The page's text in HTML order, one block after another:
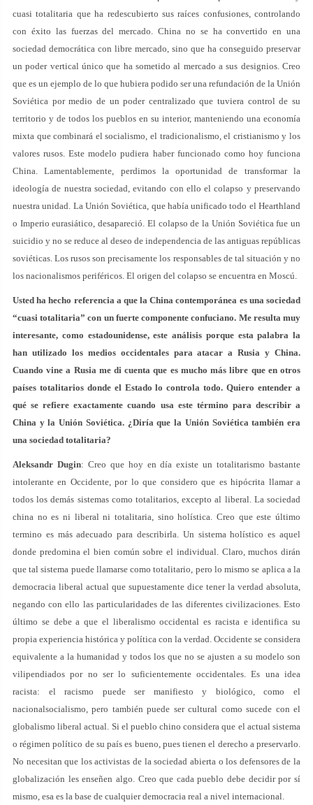
cuasi totalitaria que ha redescubierto sus raíces confusiones, controlando
con éxito las fuerzas del mercado. China no se ha convertido en una
sociedad democrática con libre mercado, sino que ha conseguido preservar
un poder vertical único que ha sometido al mercado a sus designios. Creo
que es un ejemplo de lo que hubiera podido ser una refundación de la Unión
Soviética por medio de un poder centralizado que tuviera control de su
territorio y de todos los pueblos en su interior, manteniendo una economía
mixta que combinará el socialismo, el tradicionalismo, el cristianismo y los
valores rusos. Este modelo pudiera haber funcionado como hoy funciona
China. Lamentablemente, perdimos la oportunidad de transformar la
ideología de nuestra sociedad, evitando con ello el colapso y preservando
nuestra unidad. La Unión Soviética, que había unificado todo el Hearthland
o Imperio eurasiático, desapareció. El colapso de la Unión Soviética fue un
suicidio y no se reduce al deseo de independencia de las antiguas repúblicas
soviéticas. Los rusos son precisamente los responsables de tal situación y no
los nacionalismos periféricos. El origen del colapso se encuentra en Moscú.
Usted ha hecho referencia a que la China contemporánea es una sociedad
“cuasi totalitaria” con un fuerte componente confuciano. Me resulta muy
interesante, como estadounidense, este análisis porque esta palabra la
han utilizado los medios occidentales para atacar a Rusia y China.
Cuando vine a Rusia me di cuenta que es mucho más libre que en otros
países totalitarios donde el Estado lo controla todo. Quiero entender a
qué se refiere exactamente cuando usa este término para describir a
China y la Unión Soviética. ¿Diría que la Unión Soviética también era
una sociedad totalitaria?
Aleksandr Dugin: Creo que hoy en día existe un totalitarismo bastante
intolerante en Occidente, por lo que considero que es hipócrita llamar a
todos los demás sistemas como totalitarios, excepto al liberal. La sociedad
china no es ni liberal ni totalitaria, sino holística. Creo que este último
termino es más adecuado para describirla. Un sistema holístico es aquel
donde predomina el bien común sobre el individual. Claro, muchos dirán
que tal sistema puede llamarse como totalitario, pero lo mismo se aplica a la
democracia liberal actual que supuestamente dice tener la verdad absoluta,
negando con ello las particularidades de las diferentes civilizaciones. Esto
último se debe a que el liberalismo occidental es racista e identifica su
propia experiencia histórica y política con la verdad. Occidente se considera
equivalente a la humanidad y todos los que no se ajusten a su modelo son
vilipendiados por no ser lo suficientemente occidentales. Es una idea
racista: el racismo puede ser manifiesto y biológico, como el
nacionalsocialismo, pero también puede ser cultural como sucede con el
globalismo liberal actual. Si el pueblo chino considera que el actual sistema
o régimen político de su país es bueno, pues tienen el derecho a preservarlo.
No necesitan que los activistas de la sociedad abierta o los defensores de la
globalización les enseñen algo. Creo que cada pueblo debe decidir por sí
mismo, esa es la base de cualquier democracia real a nivel internacional.